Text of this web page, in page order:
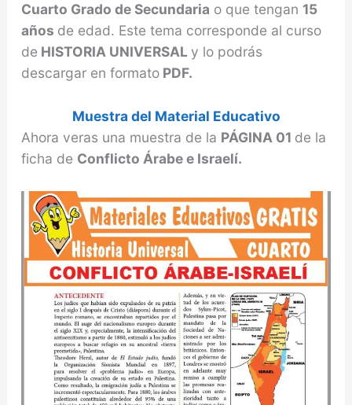
Cuarto Grado de Secundaria o que tengan 15
años de edad. Este tema corresponde al curso
de HISTORIA UNIVERSAL y lo podrás
descargar en formatoPDF.
Muestra del Material Educativo
Ahora veras una muestra de la PÁGINA 01 de la
ficha de Conflicto Árabe e Israelí.